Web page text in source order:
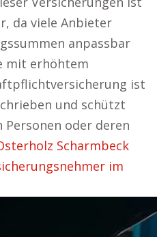
da viele Anbieter
anpassbar
mit erhöhtem
ist
und schützt
Personen oder deren
Scharmbeck
im